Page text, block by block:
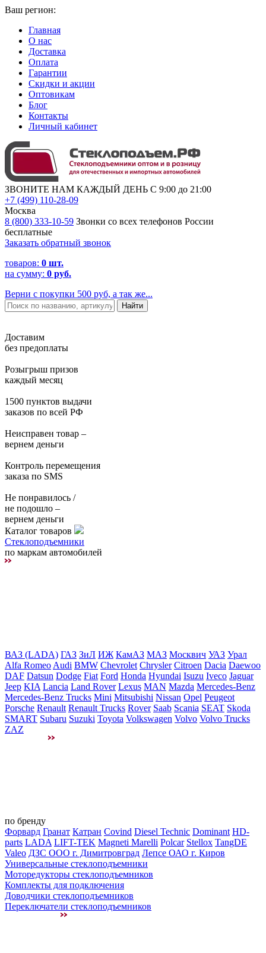
Ваш регион:
Главная
О нас
Доставка
Оплата
Гарантии
Скидки и акции
Оптовикам
Блог
Контакты
Личный кабинет
ЗВОНИТЕ НАМ КАЖДЫЙ ДЕНЬ С 9:00 до 21:00
+7 (499) 110-28-09
Москва
8 (800) 333-10-59 Звонки со всех телефонов России
бесплатные
Заказать обратный звонок
товаров: 0 шт.
на сумму: 0 руб.
Верни с покупки 500 руб, а так же...
Доставим
без предоплаты
Розыгрыш призов
каждый месяц
1500 пунктов выдачи
заказов по всей РФ
Неисправен товар –
вернем деньги
Контроль перемещения
заказа по SMS
Не понравилось /
не подошло –
вернем деньги
Каталог товаров
Стеклоподъемники
по маркам автомобилей
ВАЗ (LADA) ГАЗ ЗиЛ ИЖ КамАЗ МАЗ Москвич УАЗ Урал
Alfa Romeo Audi BMW Chevrolet Chrysler Citroen Dacia Daewoo
DAF Datsun Dodge Fiat Ford Honda Hyundai Isuzu Iveco Jaguar
Jeep KIA Lancia Land Rover Lexus MAN Mazda Mercedes-Benz
Mercedes-Benz Trucks Mini Mitsubishi Nissan Opel Peugeot
Porsche Renault Renault Trucks Rover Saab Scania SEAT Skoda
SMART Subaru Suzuki Toyota Volkswagen Volvo Volvo Trucks
ZAZ
по бренду
Форвард Гранат Катран Covind Diesel Technic Dominant HD-
parts LADA LIFT-TEK Magneti Marelli Polcar Stellox TangDE
Valeo ДЗС ООО г. Димитровград Лепсе ОАО г. Киров
Универсальные стеклоподъемники
Моторедукторы стеклоподъемников
Комплекты для подключения
Доводчики стеклоподъемников
Переключатели стеклоподъемников